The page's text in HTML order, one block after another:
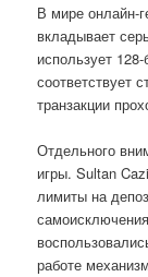
В мире онлайн-
вкладывает
использует
соответствует
транзакции
Отдельного
игры. Sultan
лимиты на
работе